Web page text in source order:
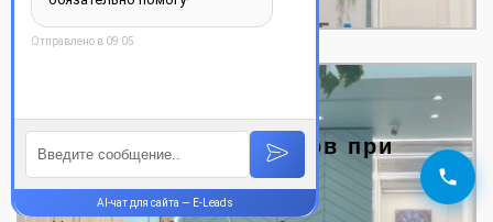
Пломбирование зубов при
беременности